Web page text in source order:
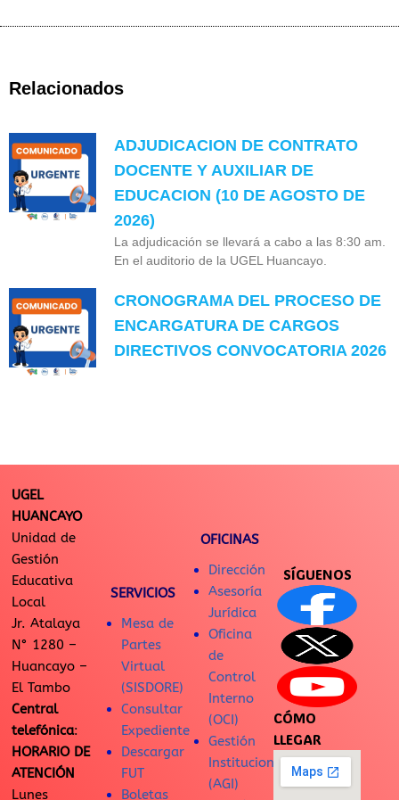
Relacionados
ADJUDICACION DE CONTRATO
DOCENTE Y AUXILIAR DE
EDUCACION (10 DE AGOSTO DE
2026)
La adjudicación se llevará a cabo a las 8:30 am.
En el auditorio de la UGEL Huancayo.
CRONOGRAMA DEL PROCESO DE
ENCARGATURA DE CARGOS
DIRECTIVOS CONVOCATORIA 2026
UGEL
HUANCAYO
Unidad de
Gestión
Educativa
Local
Jr. Atalaya
N° 1280 –
Huancayo –
El Tambo
Central
telefónica:
HORARIO DE
ATENCIÓN
Lunes
SERVICIOS
Mesa de
Partes
Virtual
(SISDORE)
Consultar
Expediente
Descargar
FUT
Boletas
OFICINAS
Dirección
Asesoría
Jurídica
Oficina
de
Control
Interno
(OCI)
Gestión
Institucional
(AGI)
SÍGUENOS
CÓMO
LLEGAR